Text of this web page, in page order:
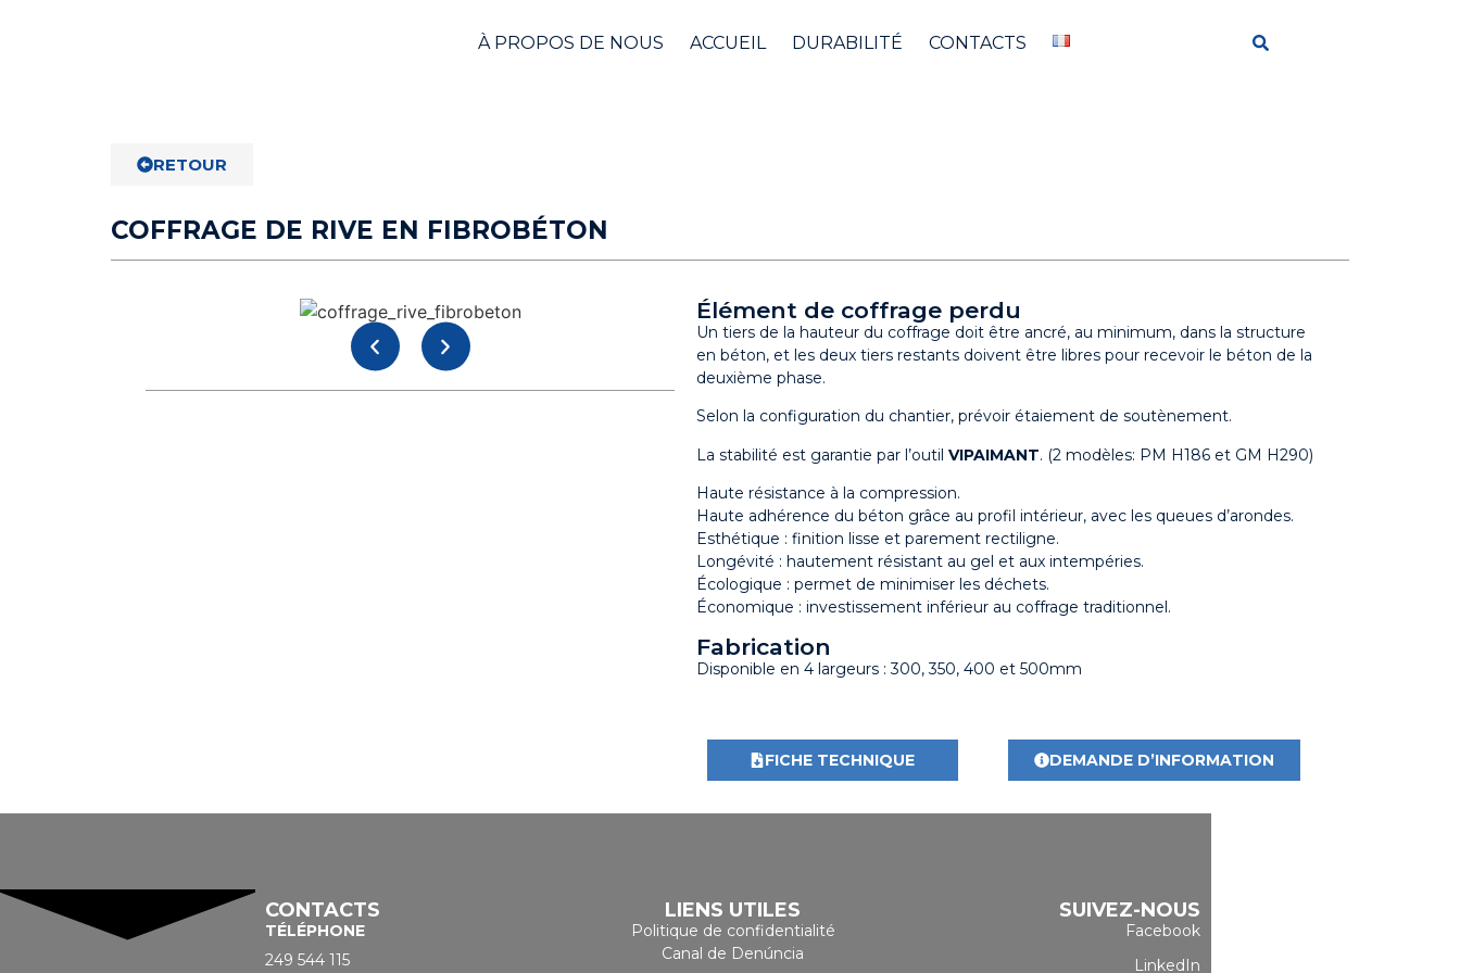
À PROPOS DE NOUS ACCUEIL DURABILITÉ CONTACTS
RETOUR
COFFRAGE DE RIVE EN FIBROBÉTON
Élément de coffrage perdu
Un tiers de la hauteur du coffrage doit être ancré, au minimum, dans la structure
en béton, et les deux tiers restants doivent être libres pour recevoir le béton de la
deuxième phase.
Selon la configuration du chantier, prévoir étaiement de soutènement.
La stabilité est garantie par l’outilVIPAIMANT. (2 modèles: PM H186 et GM H290)
Haute résistance à la compression.
Haute adhérence du béton grâce au profil intérieur, avec les queues d’arondes.
Esthétique : finition lisse et parement rectiligne.
Longévité : hautement résistant au gel et aux intempéries.
Écologique : permet de minimiser les déchets.
Économique : investissement inférieur au coffrage traditionnel.
Fabrication
Disponible en 4 largeurs : 300, 350, 400 et 500mm
FICHE TECHNIQUE DEMANDE D’INFORMATION
CONTACTS
TÉLÉPHONE
249 544 115
LIENS UTILES
Politique de confidentialité
Canal de Denúncia
SUIVEZ-NOUS
Facebook
LinkedIn